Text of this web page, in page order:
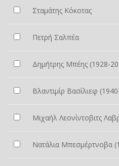
Σταμάτης Κόκοτας
Πετρή Σαλπέα
Δημήτρης Μπέης (1928-
Βλαντιμίρ Βασίλιεφ
Μιχαήλ Λεονίντοβιτς
Νατάλια Μπεσμέρτνοβα